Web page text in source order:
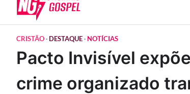
CRISTÃO DESTAQUE NOTÍCIAS
Pacto Invisível
crime organizado